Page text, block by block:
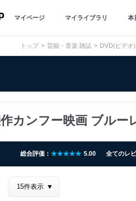
マイページ マイライブラリ 本
トップ 芸能・音楽 雑誌 DVD(ビデオ
カンフー映画 ブル
総合評価： ★★★★★ 5.00 全てのレ